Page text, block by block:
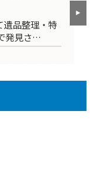
遺品整理・特
発見さ…